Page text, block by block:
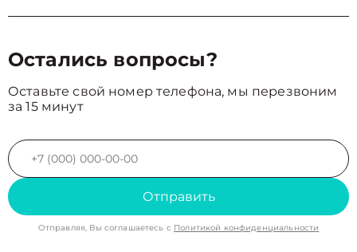
Остались вопросы?
Оставьте свой номер телефона, мы перезвоним
за 15 минут
Отправить
Отправляя, Вы соглашаетесь с Политикой конфиденциальности